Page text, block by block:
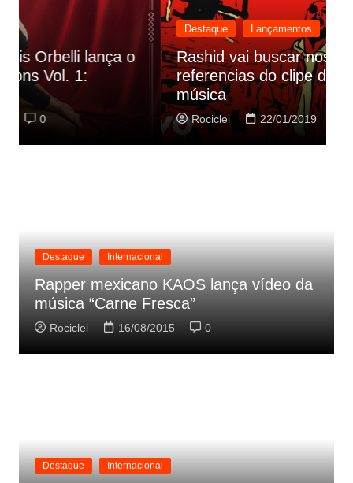
Destaque Lançamentos
Rashid vai buscar nos HQs as
referencias do clipe de sua nova
música
Rociclei 22/01/2019 0
Destaque Internacional
Rapper mexicano KAOS lança vídeo da
música “Carne Fresca”
Rociclei 16/08/2015 0
Destaque Internacional